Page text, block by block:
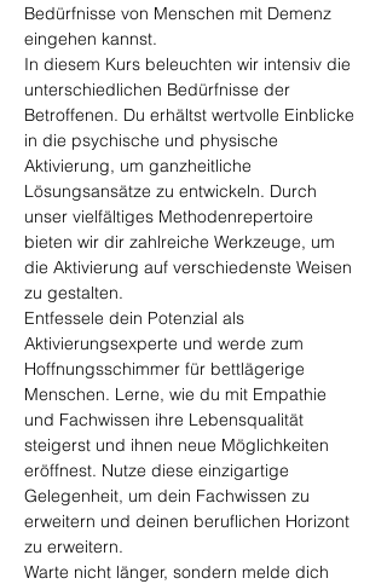
Bedürfnisse von Menschen mit Demenz
eingehen kannst.
In diesem Kurs beleuchten wir intensiv die
unterschiedlichen Bedürfnisse der
Betroffenen. Du erhältst wertvolle Einblicke
in die psychische und physische
Aktivierung, um ganzheitliche
Lösungsansätze zu entwickeln. Durch
unser vielfältiges Methodenrepertoire
bieten wir dir zahlreiche Werkzeuge, um
die Aktivierung auf verschiedenste Weisen
zu gestalten.
Entfessele dein Potenzial als
Aktivierungsexperte und werde zum
Hoffnungsschimmer für bettlägerige
Menschen. Lerne, wie du mit Empathie
und Fachwissen ihre Lebensqualität
steigerst und ihnen neue Möglichkeiten
eröffnest. Nutze diese einzigartige
Gelegenheit, um dein Fachwissen zu
erweitern und deinen beruflichen Horizont
zu erweitern.
Warte nicht länger, sondern melde dich